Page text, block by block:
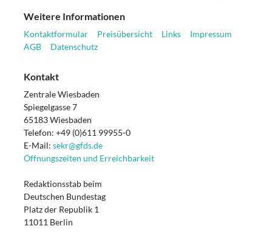
Weitere Informationen
Kontaktformular Preisübersicht Links
Impressum
AGB
Datenschutz
Kontakt
Zentrale Wiesbaden
Spiegelgasse 7
65183 Wiesbaden
Telefon: +49 (0)611 99955-0
E-Mail: sekr@gfds.de
Öffnungszeiten und Erreichbarkeit
Redaktionsstab beim
Deutschen Bundestag
Platz der Republik 1
11011 Berlin